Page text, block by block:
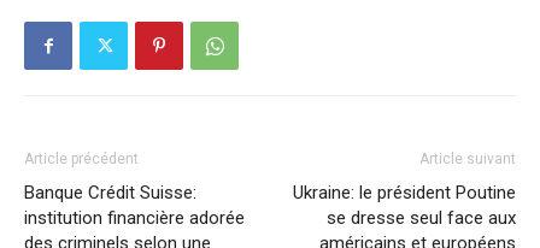
Article précédent
Banque Crédit Suisse:
institution financière adorée
des criminels selon une
Article suivant
Ukraine: le président Poutine
se dresse seul face aux
américains et européens